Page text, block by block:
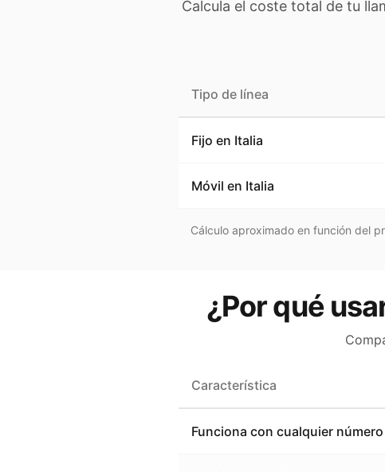
Calcula el coste total de tu
Tipo de línea
Fijo en Italia
Móvil en Italia
Cálculo aproximado en función del
¿Por qué
Característica
Funciona con cualquier número